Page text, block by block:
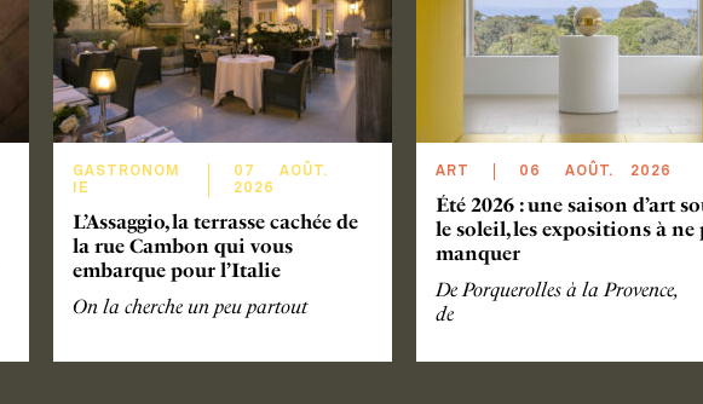
GASTRONOM
IE
07 AOÛT.
2026
L’Assaggio, la terrasse cachée de
la rue Cambon qui vous
embarque pour l’Italie
On la cherche un peu partout
ART 06 AOÛT. 2026
Été 2026 : une saison d’art
le soleil, les expositions à ne
manquer
De Porquerolles à la Provence,
de